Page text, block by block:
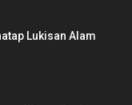
Lukisan Alam